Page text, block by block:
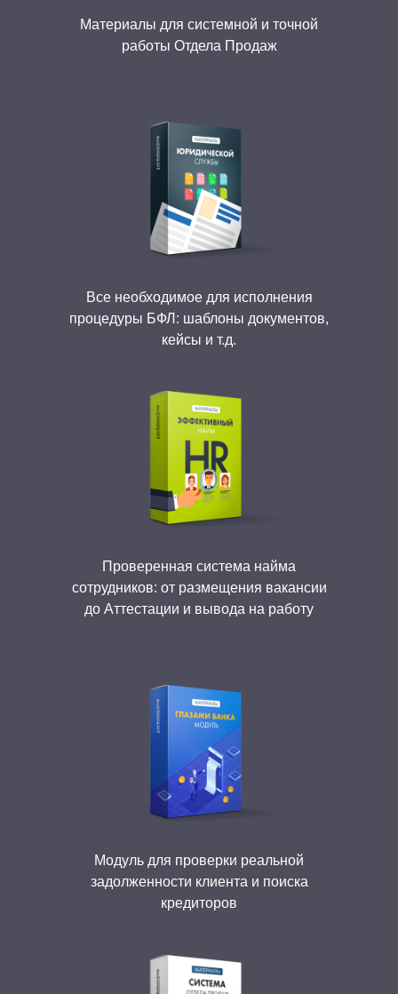
Материалы для системной и точной
работы Отдела Продаж
Все необходимое для исполнения
процедуры БФЛ: шаблоны документов,
кейсы и т.д.
Проверенная система найма
сотрудников: от размещения вакансии
до Аттестации и вывода на работу
Модуль для проверки реальной
задолженности клиента и поиска
кредиторов